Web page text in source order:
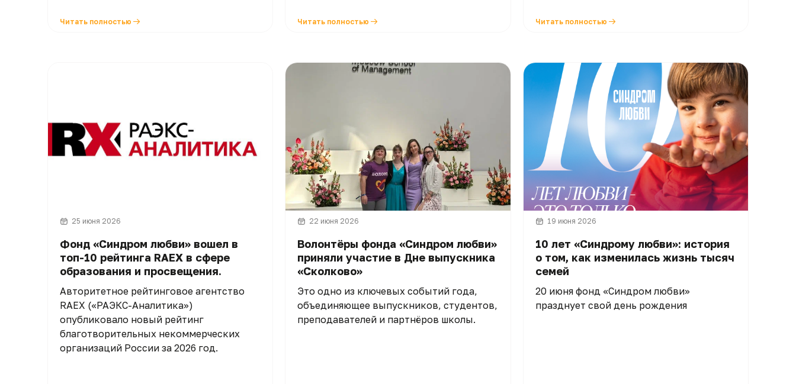
Читать полностью Читать полностью Читать полностью
25 июня 2026
Фонд «Синдром любви» вошел в
топ-10 рейтинга RAEX в сфере
образования и просвещения.
Авторитетное рейтинговое агентство
RAEX («РАЭКС-Аналитика»)
опубликовало новый рейтинг
благотворительных некоммерческих
организаций России за 2026 год.
22 июня 2026
Волонтёры фонда «Синдром любви»
приняли участие в Дне выпускника
«Сколково»
Это одно из ключевых событий года,
объединяющее выпускников, студентов,
преподавателей и партнёров школы.
19 июня 2026
10 лет «Синдрому любви»: история
о том, как изменилась жизнь тысяч
семей
20 июня фонд «Синдром любви»
празднует свой день рождения